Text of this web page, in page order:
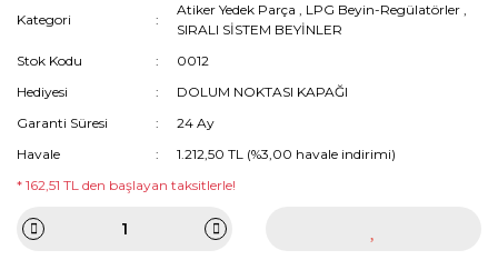
Kategori
Atiker Yedek Parça , LPG Beyin-Regülatörler ,
SIRALI SİSTEM BEYİNLER
Stok Kodu
0012
Hediyesi
DOLUM NOKTASI KAPAĞI
Garanti Süresi
24 Ay
Havale
1.212,50 TL (%3,00 havale indirimi)
* 162,51 TL den başlayan taksitlerle!